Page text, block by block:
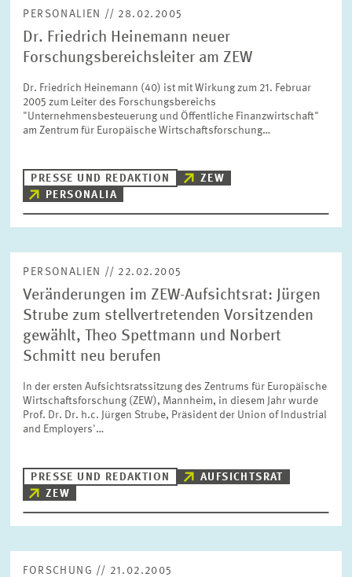
PERSONALIEN // 28.02.2005
Dr. Friedrich Heinemann neuer
Forschungsbereichsleiter am ZEW
Dr. Friedrich Heinemann (40) ist mit Wirkung zum 21. Februar
2005 zum Leiter des Forschungsbereichs
"Unternehmensbesteuerung und Öffentliche Finanzwirtschaft"
am Zentrum für Europäische Wirtschaftsforschung…
PRESSE UND REDAKTION
ZEW
PERSONALIA
PERSONALIEN // 22.02.2005
Veränderungen im ZEW-Aufsichtsrat: Jürgen
Strube zum stellvertretenden Vorsitzenden
gewählt, Theo Spettmann und Norbert
Schmitt neu berufen
In der ersten Aufsichtsratssitzung des Zentrums für Europäische
Wirtschaftsforschung (ZEW), Mannheim, in diesem Jahr wurde
Prof. Dr. Dr. h.c. Jürgen Strube, Präsident der Union of Industrial
and Employers'…
PRESSE UND REDAKTION
AUFSICHTSRAT
ZEW
FORSCHUNG // 21.02.2005